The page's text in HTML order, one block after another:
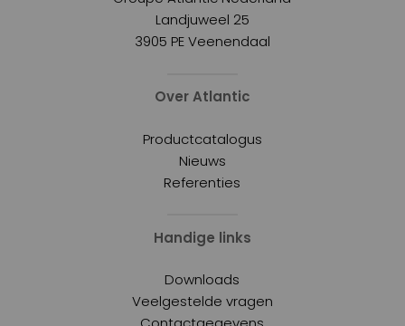
Landjuweel 25
3905 PE Veenendaal
Over Atlantic
Productcatalogus
Nieuws
Referenties
Handige links
Downloads
Veelgestelde vragen